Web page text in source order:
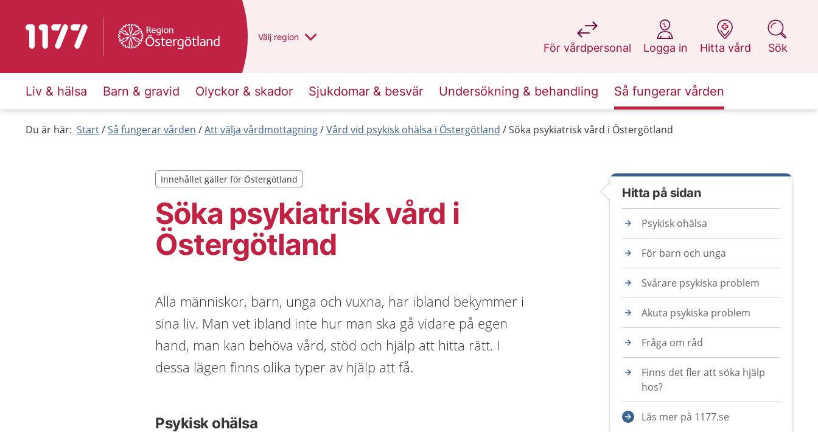
Till startsidan för 1177 Du har valt region
Välj en annan
region
För vårdpersonal
på 1177.se
Logga in
på 1177.se
Hitta vård
på 1177.se
Sök
på 1177.se
Liv & hälsa Barn & gravid Olyckor & skador Sjukdomar & besvär Undersökning & behandling Så fungerar vården
Du är här: Start Så fungerar vården Att välja vårdmottagning Vård vid psykisk ohälsa i Östergötland Söka psykiatrisk vård i Östergötland
Söka psykiatrisk vård i
Östergötland
Innehållet gäller för Östergötland
Innehållet gäller för Östergötland
Alla människor, barn, unga och vuxna, har ibland bekymmer i
sina liv. Man vet ibland inte hur man ska gå vidare på egen
hand, man kan behöva vård, stöd och hjälp att hitta rätt. I
dessa lägen finns olika typer av hjälp att få.
Psykisk ohälsa
Hitta på sidan
Psykisk ohälsa
För barn och unga
Svårare psykiska problem
Akuta psykiska problem
Fråga om råd
Finns det fler att söka hjälp
hos?
Läs mer på 1177.se